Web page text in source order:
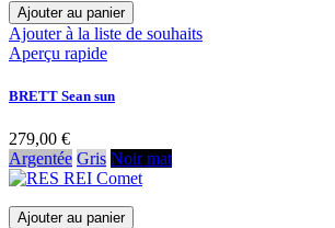
Ajouter au panier
Ajouter à la liste de souhaits
Aperçu rapide
BRETT Sean sun
279,00 €
Argentée Gris Noir mat
Ajouter au panier